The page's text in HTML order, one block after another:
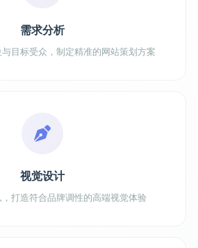
需求分析
目标受众，制定精准的网站策划方案
视觉设计
打造符合品牌调性的高端视觉体验